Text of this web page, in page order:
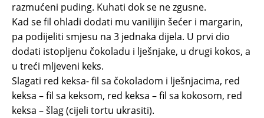
razmućeni puding. Kuhati dok se ne zgusne.
Kad se fil ohladi dodati mu vanilijin šećer i margarin,
pa podijeliti smjesu na 3 jednaka dijela. U prvi dio
dodati istopljenu čokoladu i lješnjake, u drugi kokos, a
u treći mljeveni keks.
Slagati red keksa- fil sa čokoladom i lješnjacima, red
keksa – fil sa keksom, red keksa – fil sa kokosom, red
keksa – šlag (cijeli tortu ukrasiti).